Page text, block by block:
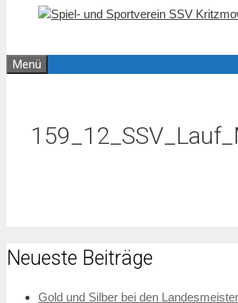
Menü
Neueste Beiträge
Gold und Silber bei den